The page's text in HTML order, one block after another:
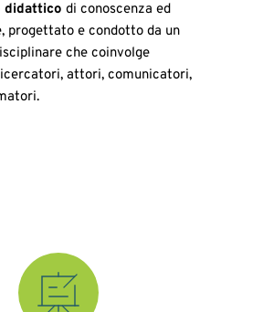
didattico di conoscenza ed
progettato e condotto da un
che coinvolge
attori, comunicatori,